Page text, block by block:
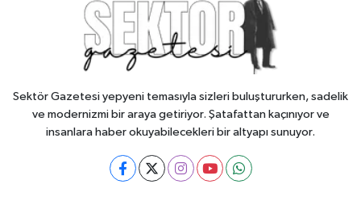
Sektör Gazetesi yepyeni temasıyla sizleri buluştururken, sadelik
ve modernizmi bir araya getiriyor. Şatafattan kaçınıyor ve
insanlara haber okuyabilecekleri bir altyapı sunuyor.